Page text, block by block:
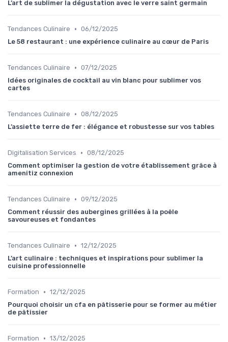
L’art de sublimer la dégustation avec le verre saint germain
Tendances Culinaire • 06/12/2025
Le 58 restaurant : une expérience culinaire au cœur de Paris
Tendances Culinaire • 07/12/2025
Idées originales de cocktail au vin blanc pour sublimer vos
cartes
Tendances Culinaire • 08/12/2025
L’assiette terre de fer : élégance et robustesse sur vos tables
Digitalisation Services • 08/12/2025
Comment optimiser la gestion de votre établissement grâce à
amenitiz connexion
Tendances Culinaire • 09/12/2025
Comment réussir des aubergines grillées à la poêle
savoureuses et fondantes
Tendances Culinaire • 12/12/2025
L’art culinaire : techniques et inspirations pour sublimer la
cuisine professionnelle
Formation • 12/12/2025
Pourquoi choisir un cfa en pâtisserie pour se former au métier
de pâtissier
Formation • 13/12/2025